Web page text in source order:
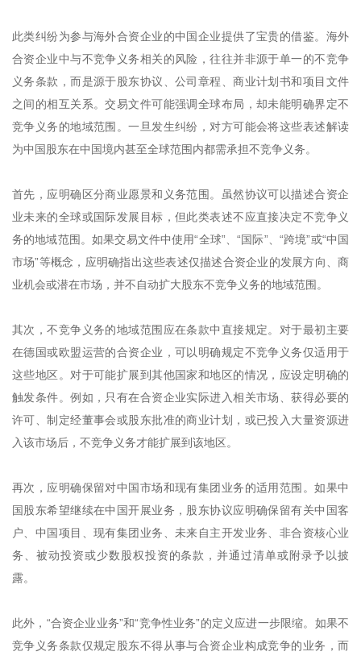
此类纠纷为参与海外合资企业的中国企业提供了宝贵的借鉴。海外
合资企业中与不竞争义务相关的风险，往往并非源于单一的不竞争
义务条款，而是源于股东协议、公司章程、商业计划书和项目文件
之间的相互关系。交易文件可能强调全球布局，却未能明确界定不
竞争义务的地域范围。一旦发生纠纷，对方可能会将这些表述解读
为中国股东在中国境内甚至全球范围内都需承担不竞争义务。
首先，应明确区分商业愿景和义务范围。虽然协议可以描述合资企
业未来的全球或国际发展目标，但此类表述不应直接决定不竞争义
务的地域范围。如果交易文件中使用“全球”、“国际”、“跨境”或“中国
市场”等概念，应明确指出这些表述仅描述合资企业的发展方向、商
业机会或潜在市场，并不自动扩大股东不竞争义务的地域范围。
其次，不竞争义务的地域范围应在条款中直接规定。对于最初主要
在德国或欧盟运营的合资企业，可以明确规定不竞争义务仅适用于
这些地区。对于可能扩展到其他国家和地区的情况，应设定明确的
触发条件。例如，只有在合资企业实际进入相关市场、获得必要的
许可、制定经董事会或股东批准的商业计划，或已投入大量资源进
入该市场后，不竞争义务才能扩展到该地区。
再次，应明确保留对中国市场和现有集团业务的适用范围。如果中
国股东希望继续在中国开展业务，股东协议应明确保留有关中国客
户、中国项目、现有集团业务、未来自主开发业务、非合资核心业
务、被动投资或少数股权投资的条款，并通过清单或附录予以披
露。
此外，“合资企业业务”和“竞争性业务”的定义应进一步限缩。如果不
竞争义务条款仅规定股东不得从事与合资企业构成竞争的业务，而